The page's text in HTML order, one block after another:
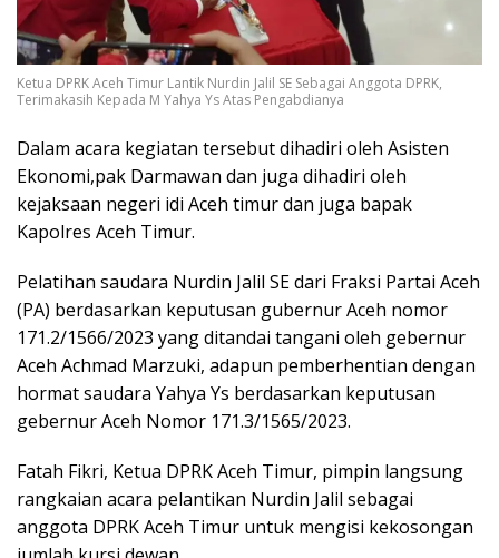
Ketua DPRK Aceh Timur Lantik Nurdin Jalil SE Sebagai Anggota DPRK,
Terimakasih Kepada M Yahya Ys Atas Pengabdianya
Dalam acara kegiatan tersebut dihadiri oleh Asisten
Ekonomi,pak Darmawan dan juga dihadiri oleh
kejaksaan negeri idi Aceh timur dan juga bapak
Kapolres Aceh Timur.
Pelatihan saudara Nurdin Jalil SE dari Fraksi Partai Aceh
(PA) berdasarkan keputusan gubernur Aceh nomor
171.2/1566/2023 yang ditandai tangani oleh gebernur
Aceh Achmad Marzuki, adapun pemberhentian dengan
hormat saudara Yahya Ys berdasarkan keputusan
gebernur Aceh Nomor 171.3/1565/2023.
Fatah Fikri, Ketua DPRK Aceh Timur, pimpin langsung
rangkaian acara pelantikan Nurdin Jalil sebagai
anggota DPRK Aceh Timur untuk mengisi kekosongan